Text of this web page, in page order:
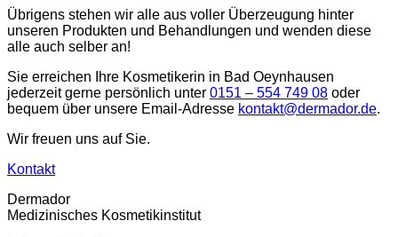
Übrigens stehen wir alle aus voller Überzeugung hinter
unseren Produkten und Behandlungen und wenden diese
alle auch selber an!
Sie erreichen Ihre Kosmetikerin in Bad Oeynhausen
jederzeit gerne persönlich unter 0151 – 554 749 08 oder
bequem über unsere Email-Adresse kontakt@dermador.de.
Wir freuen uns auf Sie.
Kontakt
Dermador
Medizinisches Kosmetikinstitut